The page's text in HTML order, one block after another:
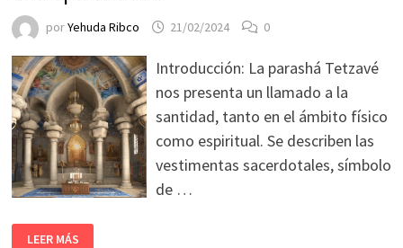
porYehuda Ribco 21/02/2024 0
Introducción: La parashá Tetzavé
nos presenta un llamado a la
santidad, tanto en el ámbito físico
como espiritual. Se describen las
vestimentas sacerdotales, símbolo
de …
LEER MÁS